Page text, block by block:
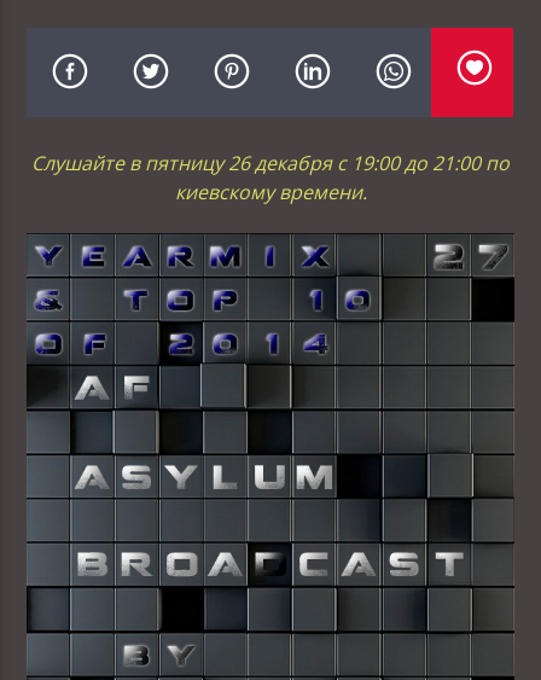
Слушайте в пятницу 26 декабря с 19:00 до 21:00 по
киевскому времени.